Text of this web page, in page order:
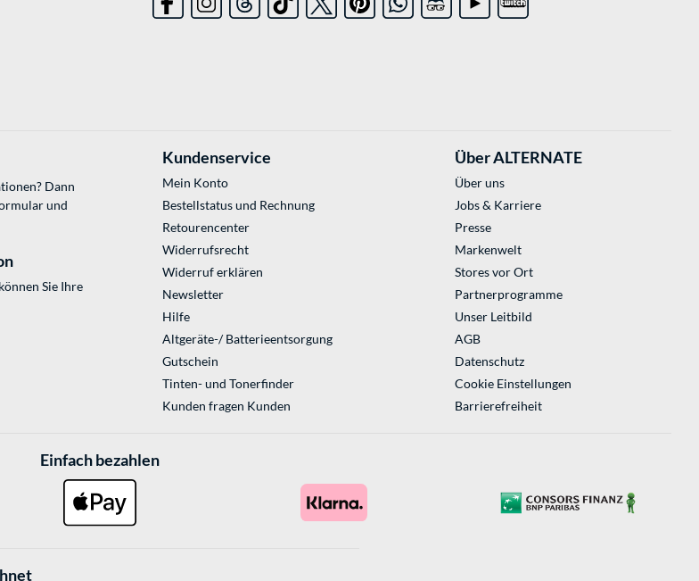
Dann
und
Sie Ihre
Kundenservice
Mein Konto
Bestellstatus und Rechnung
Retourencenter
Widerrufsrecht
Widerruf erklären
Newsletter
Hilfe
Altgeräte-/ Batterieentsorgung
Gutschein
Tinten- und Tonerfinder
Kunden fragen Kunden
Über ALTERNATE
Über uns
Jobs & Karriere
Presse
Markenwelt
Stores vor Ort
Partnerprogramme
Unser Leitbild
AGB
Datenschutz
Cookie Einstellungen
Barrierefreiheit
Einfach bezahlen